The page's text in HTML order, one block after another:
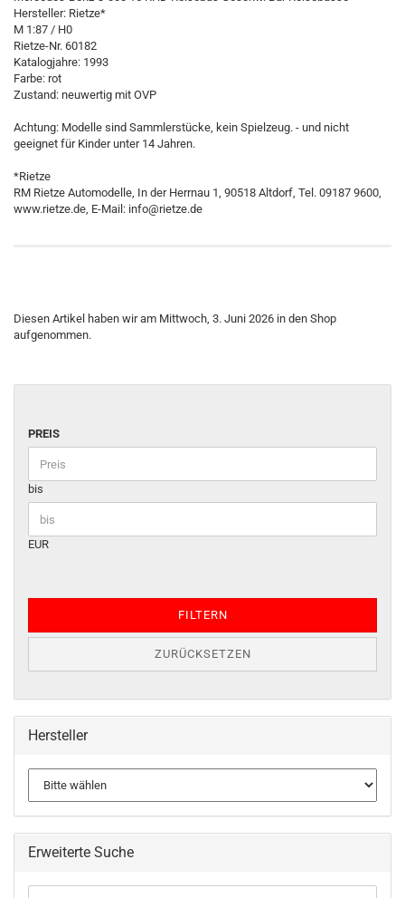
Hersteller: Rietze*
M 1:87 / H0
Rietze-Nr. 60182
Katalogjahre: 1993
Farbe: rot
Zustand: neuwertig mit OVP
Achtung: Modelle sind Sammlerstücke, kein Spielzeug. - und nicht
geeignet für Kinder unter 14 Jahren.
*Rietze
RM Rietze Automodelle, In der Herrnau 1, 90518 Altdorf, Tel. 09187 9600,
www.rietze.de, E-Mail: info@rietze.de
Diesen Artikel haben wir am Mittwoch, 3. Juni 2026 in den Shop
aufgenommen.
PREIS
bis
EUR
FILTERN
ZURÜCKSETZEN
Hersteller
Erweiterte Suche